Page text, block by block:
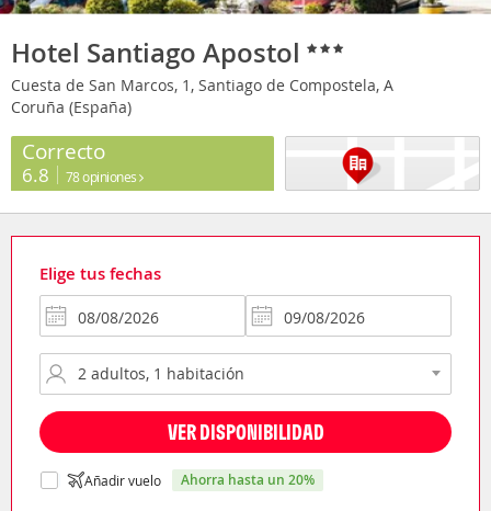
Hotel Santiago Apostol
Cuesta de San Marcos, 1, Santiago de Compostela, A
Coruña (España)
Correcto
6.8 78 opiniones
Elige tus fechas
VER DISPONIBILIDAD
Añadir vuelo ahorra hasta un 20%